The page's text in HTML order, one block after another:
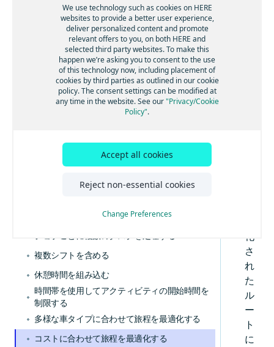
ソリューション
HERE Server Environment
主な概念を学習する
巡回セールスマンの問題を理解する
問題作成のベストプラクティスに従う
容量制約付き配送計画問題を解決する
オープンな車両ルート検索問題を解決する
運用上の制約があるルートを計画する
休憩を考慮する
顧客ベースのサービス所要時間を許可する
グループにジョブを割り当てる
スキルに基づいてジョブを割り当てる
ツアーごとの超過コストを計算する
集荷と配達を旅程計画に組み合わせる
複数の再積載地点を有効にする
複数シフトを含める
休憩時間を組み込む
時間帯を使用してアクティビティの開始時間を
制限する
多様な車タイプに合わせて旅程を最適化する
コストに合わせて旅程を最適化する
化
さ
れ
た
ル
ー
ト
に
We use technology such as cookies on HERE
websites to provide a better user experience,
deliver personalized content and promote
relevant offers to you, on both HERE and
selected third party websites. To make this
happen we’re asking you to consent to the use
of this technology now, including placement of
cookies by third parties as outlined in our cookie
policy. The consent settings can be modified at
any time in the website. See our"Privacy/Cookie
Policy".
Accept all cookies
Reject non-essential cookies
Change Preferences